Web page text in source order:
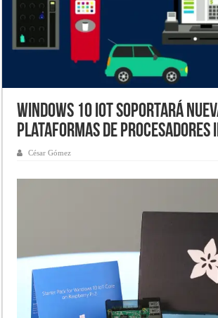
Windows 10 IoT soportará
plataformas de procesadores
César Gómez